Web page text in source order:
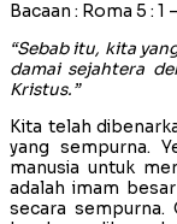
Bacaan : Roma 5 : 1 –
“Sebab itu, kita
damai sejahtera
Kristus.”
Kita telah
yang sempurna.
manusia untuk
adalah imam
secara sempurna.